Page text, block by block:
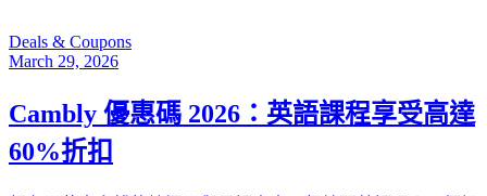
Deals & Coupons
March 29, 2026
Cambly 優惠碼 2026：英語課程享受高達
60%折扣